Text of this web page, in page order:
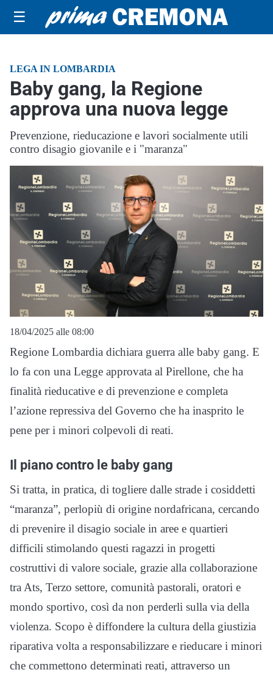
☰
LEGA IN LOMBARDIA
Baby gang, la Regione
approva una nuova legge
Prevenzione, rieducazione e lavori socialmente utili
contro disagio giovanile e i "maranza"
18/04/2025 alle 08:00
Regione Lombardia dichiara guerra alle baby gang. E
lo fa con una Legge approvata al Pirellone, che ha
finalità rieducative e di prevenzione e completa
l’azione repressiva del Governo che ha inasprito le
pene per i minori colpevoli di reati.
Il piano contro le baby gang
Si tratta, in pratica, di togliere dalle strade i cosiddetti
“maranza”, perlopiù di origine nordafricana, cercando
di prevenire il disagio sociale in aree e quartieri
difficili stimolando questi ragazzi in progetti
costruttivi di valore sociale, grazie alla collaborazione
tra Ats, Terzo settore, comunità pastorali, oratori e
mondo sportivo, così da non perderli sulla via della
violenza. Scopo è diffondere la cultura della giustizia
riparativa volta a responsabilizzare e rieducare i minori
che commettono determinati reati, attraverso un